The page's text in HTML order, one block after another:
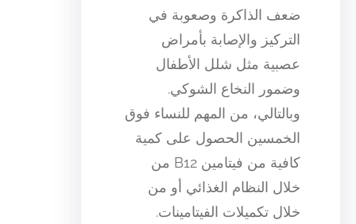
ضعف الذاكرة وصعوبة في
التركيز والإصابة بأمراض
عصبية مثل شلل الأطفال
وضمور النخاع الشوكي.
وبالتالي، من المهم للنساء فوق
الخمسين الحصول على كمية
كافية من فيتامين B12 من
خلال النظام الغذائي أو من
خلال تكميلات الفيتامينات.